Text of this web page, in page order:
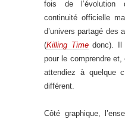
fois de l’évolution
continuité officielle
d’univers partagé des
(Killing Timedonc). Il
pour le comprendre
attendiez à quelque
différent.
Côté graphique,